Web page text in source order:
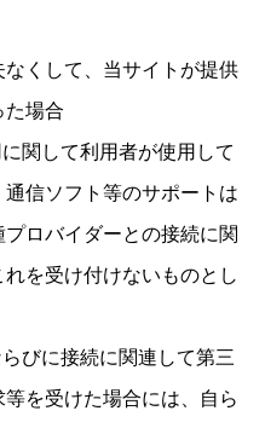
なくして、当サイトが提供
た場合
関して利用者が使用して
信ソフト等のサポートは
ロバイダーとの接続に関
を受け付けないものとし
びに接続に関連して第三
を受けた場合には、自ら